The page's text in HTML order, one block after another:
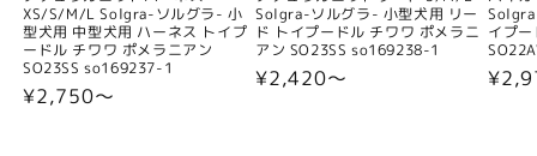
XS/S/M/L Solgra-ソルグラ- 小
型犬用 中型犬用 ハーネス トイプ
ードル チワワ ポメラニアン
SO23SS so169237-1
通
¥2,750〜
Solgra-ソルグラ- 小型犬用 リー
ド トイプードル チワワ ポメラニ
アン SO23SS so169238-1
通
¥2,420〜
イプ
通